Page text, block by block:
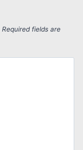
Required fields are